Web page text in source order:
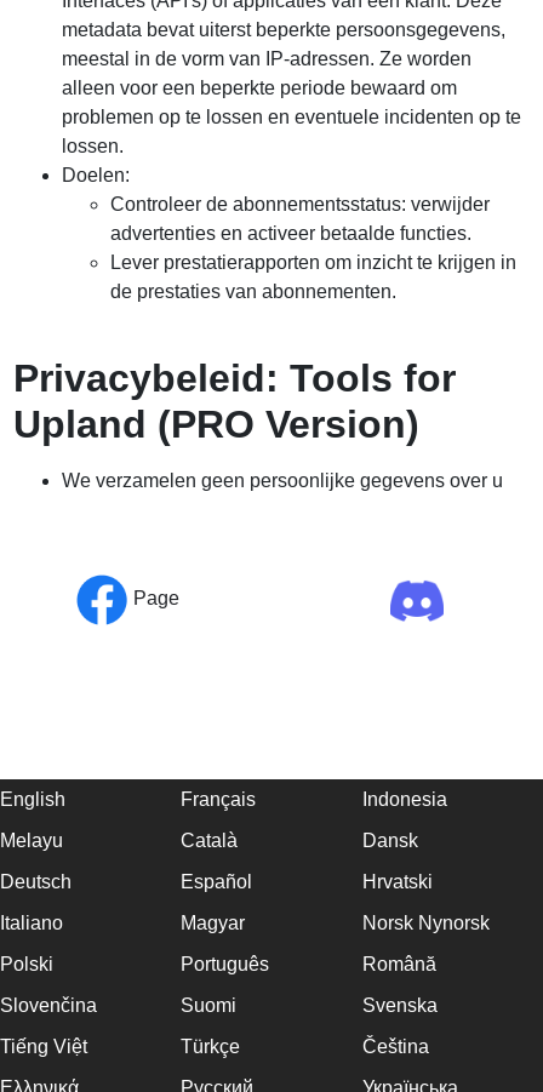
metadata bevat uiterst beperkte persoonsgegevens,
meestal in de vorm van IP-adressen. Ze worden
alleen voor een beperkte periode bewaard om
problemen op te lossen en eventuele incidenten op te
lossen.
Doelen:
Controleer de abonnementsstatus: verwijder
advertenties en activeer betaalde functies.
Lever prestatierapporten om inzicht te krijgen in
de prestaties van abonnementen.
Privacybeleid: Tools for
Upland (PRO Version)
We verzamelen geen persoonlijke gegevens over u
Page
English Français
Indonesia
Melayu
Català
Dansk
Deutsch
Español
Hrvatski
Italiano
Magyar
Norsk Nynorsk
Polski
Português
Română
Slovenčina
Suomi
Svenska
Tiếng Việt
Türkçe
Čeština
Ελληνικά
Русский Українська